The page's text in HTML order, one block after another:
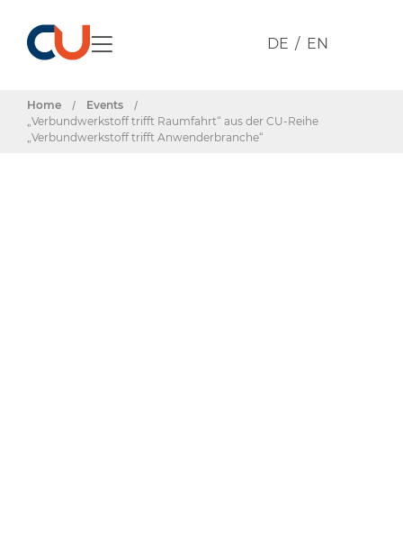
DE EN
Home / Events
/
„Verbundwerkstoff trifft Raumfahrt“ aus der CU-Reihe
„Verbundwerkstoff trifft Anwenderbranche“